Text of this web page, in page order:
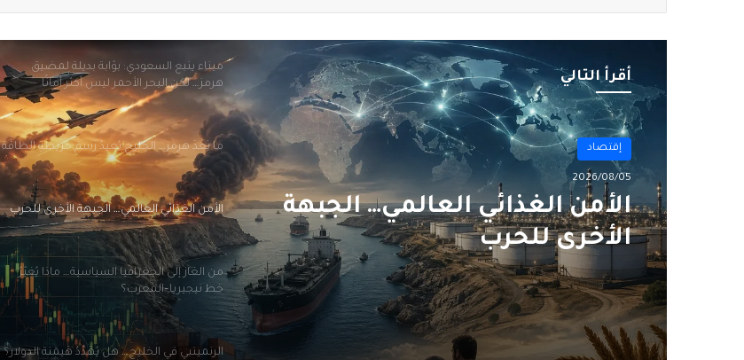
أقرأ التالي
إقتصاد
2026/08/05
الأمن الغذائي العالمي… الجبهة
الأخرى للحرب
ميناء ينبع السعودي: بوّابة بديلة لمضيق
هرمز… لكن البحر الأحمر ليس أكثر أمانًا
ما بَعدَ هرمز… الخليج يُعيدُ رَسمَ خريطةِ الطاقة
الأمن الغذائي العالمي… الجبهة الأخرى للحرب
من الغاز إلى الجغرافيا السياسية… ماذا يُغيّرُ
خط نيجيريا–المغرب؟
الرنمينبي في الخليج… هل يُهَدِّدُ هَيمَنَةَ الدولار؟